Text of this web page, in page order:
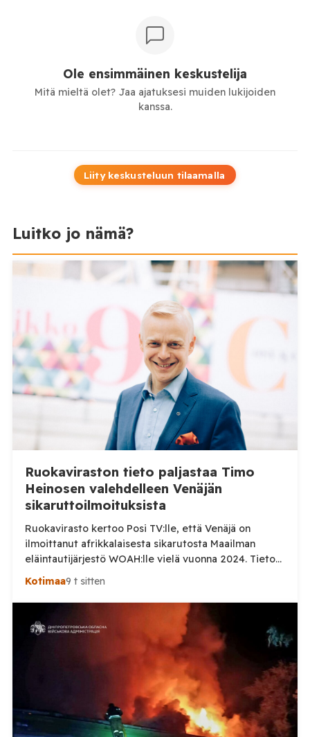
Ole ensimmäinen keskustelija
Mitä mieltä olet? Jaa ajatuksesi muiden lukijoiden
kanssa.
Liity keskusteluun tilaamalla
Luitko jo nämä?
Ruokaviraston tieto paljastaa Timo
Heinosen valehdelleen Venäjän
sikaruttoilmoituksista
Ruokavirasto kertoo Posi TV:lle, että Venäjä on
ilmoittanut afrikkalaisesta sikarutosta Maailman
eläintautijärjestö WOAH:lle vielä vuonna 2024. Tieto
haastaa kokoomuksen kansanedustaja Timo Heinosen
sikaruttoilmoituksista. Suomi on puolestaan
ilmoittanut tuoreesta Virolahden tapauksesta sekä
WOAH:n kautta että suoraan Venäjän
eläinlääkintäviranomaisille. Ruokavirasto kertoi Posi
TV:lle tarkempia tietoja Suomen ensimmäisestä
afrikkalaisen sikaruton tapauksesta sekä
eläintautitietojen vaihdosta […]
Kotimaa9 t sitten